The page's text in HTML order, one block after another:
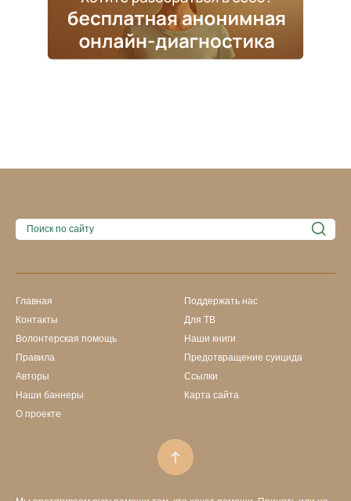
Главная
Контакты
Волонтерская помощь
Правила
Авторы
Наши баннеры
О проекте
Поддержать нас
Для ТВ
Наши книги
Предотвращение суицида
Ссылки
Карта сайта